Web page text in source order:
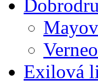
Exilová